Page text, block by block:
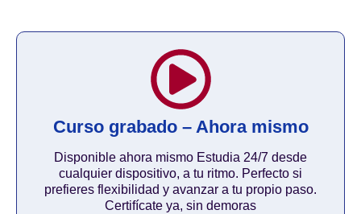
Curso grabado – Ahora mismo
Disponible ahora mismo Estudia 24/7 desde
cualquier dispositivo, a tu ritmo. Perfecto si
prefieres flexibilidad y avanzar a tu propio paso.
Certifícate ya, sin demoras